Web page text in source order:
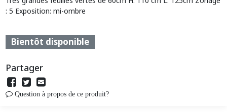
: 5 Exposition: mi-ombre
Bientôt disponible
Partager
Question à propos de ce produit?